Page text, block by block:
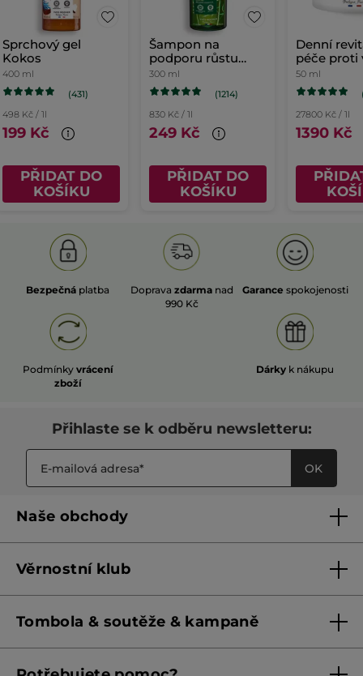
Sprchový gel
Kokos
400 ml
(431)
498 Kč / 1l
199 Kč
PŘIDAT DO
KOŠÍKU
Šampon na
podporu růstu
vlasů
300 ml
(1214)
830 Kč / 1l
249 Kč
PŘIDAT DO
KOŠÍKU
Denní
péče proti
50 ml
27800 Kč / 1l
1390 Kč
Bezpečná platba Doprava zdarma nad
990 Kč
Garance spokojenosti
Podmínky vrácení
zboží
Dárky k nákupu
Přihlaste se k odběru newsletteru:
OK
Naše obchody
Franšízing
Věrnostní klub
Pravidla věrnostního klubu od 1. 6. 2026
Tombola & soutěže & kampaně